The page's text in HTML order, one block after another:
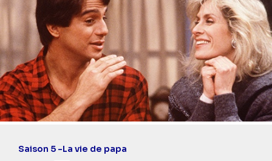
Saison 5 -La vie de papa